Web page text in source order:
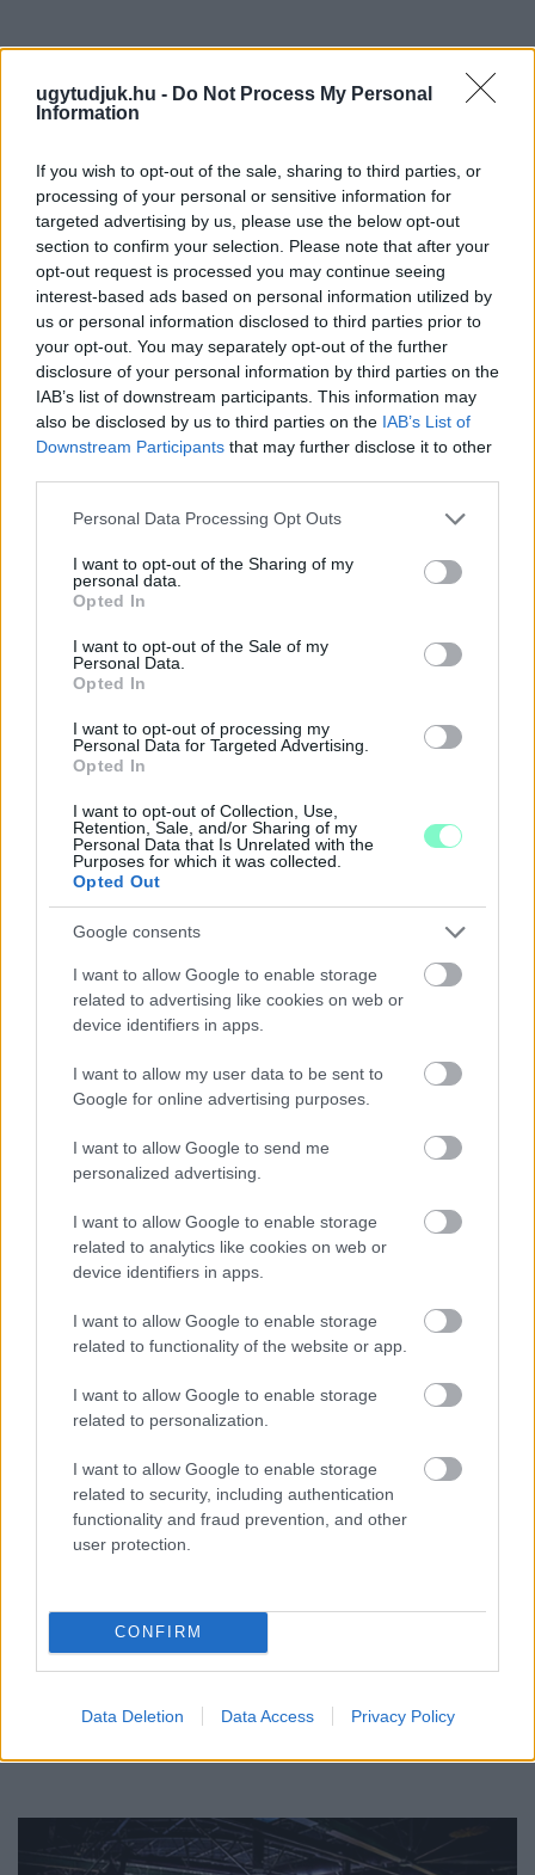
ugytudjuk.hu - Do Not Process My Personal
Information
If you wish to opt-out of the sale, sharing to third parties, or
processing of your personal or sensitive information for
targeted advertising by us, please use the below opt-out
section to confirm your selection. Please note that after your
opt-out request is processed you may continue seeing
interest-based ads based on personal information utilized by
us or personal information disclosed to third parties prior to
your opt-out. You may separately opt-out of the further
disclosure of your personal information by third parties on the
IAB’s list of downstream participants. This information may
also be disclosed by us to third parties on the IAB’s List of
Downstream Participants that may further disclose it to other
Please note that this website/app uses one or more Google
not limited to your visit or usage behaviour. You may click to
grant or deny consent to Google and its third-party tags to
use your data for below specified purposes in below Google
consent section.
Personal Data Processing Opt Outs
I want to opt-out of the Sharing of my
personal data.
Opted In
I want to opt-out of the Sale of my
Personal Data.
Opted In
I want to opt-out of processing my
Personal Data for Targeted Advertising.
Opted In
I want to opt-out of Collection, Use,
Retention, Sale, and/or Sharing of my
Personal Data that Is Unrelated with the
Purposes for which it was collected.
Opted Out
Google consents
I want to allow Google to enable storage
related to advertising like cookies on web or
device identifiers in apps.
I want to allow my user data to be sent to
Google for online advertising purposes.
I want to allow Google to send me
personalized advertising.
I want to allow Google to enable storage
related to analytics like cookies on web or
device identifiers in apps.
I want to allow Google to enable storage
related to functionality of the website or app.
I want to allow Google to enable storage
related to personalization.
I want to allow Google to enable storage
related to security, including authentication
functionality and fraud prevention, and other
user protection.
CONFIRM
Data Deletion Data Access Privacy Policy
ENERGIATAKARÉKOSSÁGI INTÉZKEDÉSEKET
VEZET BE A GYŐRI RÁBA A NYÁRI ÜZEMSZÜNETIG
A járműipari vállalat átszervezi egyes termelési folyamatait,
hogy csökkentse az esti órák energiafelhasználását.
Szólj hozzá!
KÁNIKULA: PÉNTEK ÉJFÉLIG
MEGHOSSZABBÍTOTTÁK A HARMADFOKÚ
Az országos tisztifőorvos szerint a tartós hőség továbbra is
komoly egészségügyi kockázatot jelent, különösen a
76 MILLIÓ FORINTOS BERUHÁZÁS KERETÉBEN
ÚJULT MEG A HOMOKSORI ÚT GYŐRSZENTIVÁNON
Lezárult a felújítás, megtörtént a műszaki átadás - ugyanakkor
a padka murvázásának hiányosságaira is felhívták a figyelmet.